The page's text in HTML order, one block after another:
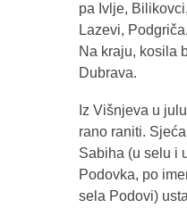
pa Ivlje,
Lazevi,
Na kraju, kosila
Dubrava.
Iz Višnjeva u
rano raniti.
Sabiha (u selu i
Podovka, po
sela Podovi)